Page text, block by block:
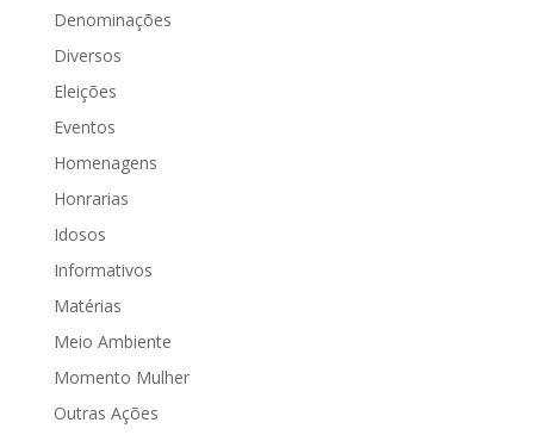
Denominações
Diversos
Eleições
Eventos
Homenagens
Honrarias
Idosos
Informativos
Matérias
Meio Ambiente
Momento Mulher
Outras Ações